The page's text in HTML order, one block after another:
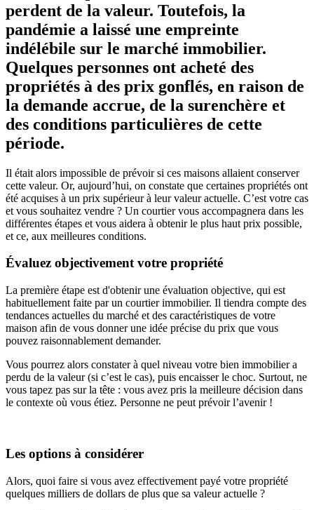
perdent de la valeur. Toutefois, la
pandémie a laissé une empreinte
indélébile sur le marché immobilier.
Quelques personnes ont acheté des
propriétés à des prix gonflés, en raison de
la demande accrue, de la surenchère et
des conditions particulières de cette
période.
Il était alors impossible de prévoir si ces maisons allaient conserver
cette valeur. Or, aujourd’hui, on constate que certaines propriétés ont
été acquises à un prix supérieur à leur valeur actuelle. C’est votre cas
et vous souhaitez vendre ? Un courtier vous accompagnera dans les
différentes étapes et vous aidera à obtenir le plus haut prix possible,
et ce, aux meilleures conditions.
Évaluez objectivement votre propriété
La première étape est d'obtenir une évaluation objective, qui est
habituellement faite par un courtier immobilier. Il tiendra compte des
tendances actuelles du marché et des caractéristiques de votre
maison afin de vous donner une idée précise du prix que vous
pouvez raisonnablement demander.
Vous pourrez alors constater à quel niveau votre bien immobilier a
perdu de la valeur (si c’est le cas), puis encaisser le choc. Surtout, ne
vous tapez pas sur la tête : vous avez pris la meilleure décision dans
le contexte où vous étiez. Personne ne peut prévoir l’avenir !
Les options à considérer
Alors, quoi faire si vous avez effectivement payé votre propriété
quelques milliers de dollars de plus que sa valeur actuelle ?